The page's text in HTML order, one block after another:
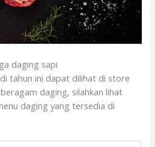
daging sapi
tahun ini dapat dilihat di store
daging, silahkan lihat
daging yang tersedia di